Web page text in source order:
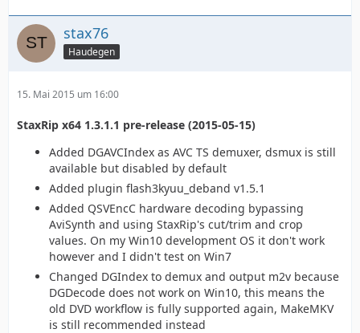
stax76
Haudegen
15. Mai 2015 um 16:00
StaxRip x64 1.3.1.1 pre-release (2015-05-15)
Added DGAVCIndex as AVC TS demuxer, dsmux is still
available but disabled by default
Added plugin flash3kyuu_deband v1.5.1
Added QSVEncC hardware decoding bypassing
AviSynth and using StaxRip's cut/trim and crop
values. On my Win10 development OS it don't work
however and I didn't test on Win7
Changed DGIndex to demux and output m2v because
DGDecode does not work on Win10, this means the
old DVD workflow is fully supported again, MakeMKV
is still recommended instead